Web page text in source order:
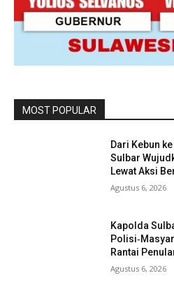
MOST POPULAR
Dari Kebun
Sulbar
Lewat Aksi
Agustus 6, 2026
Kapolda
Rantai
Agustus 6, 2026